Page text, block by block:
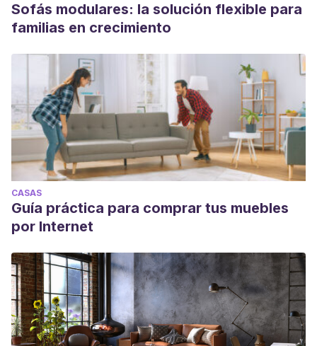
Sofás modulares: la solución flexible para
familias en crecimiento
CASAS
Guía práctica para comprar tus muebles
por Internet